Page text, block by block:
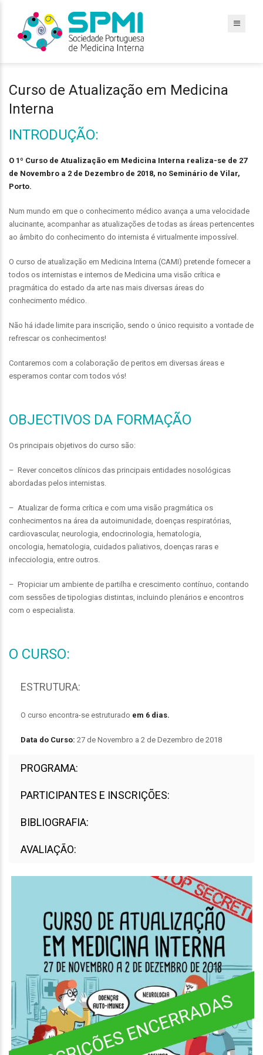
Curso de Atualização em Medicina
Interna
INTRODUÇÃO:
O 1º Curso de Atualização em Medicina Interna realiza-se de 27
de Novembro a 2 de Dezembro de 2018, no Seminário de Vilar,
Porto.
Num mundo em que o conhecimento médico avança a uma velocidade
alucinante, acompanhar as atualizações de todas as áreas pertencentes
ao âmbito do conhecimento do internista é virtualmente impossível.
O curso de atualização em Medicina Interna (CAMI) pretende fornecer a
todos os internistas e internos de Medicina uma visão crítica e
pragmática do estado da arte nas mais diversas áreas do
conhecimento médico.
Não há idade limite para inscrição, sendo o único requisito a vontade de
refrescar os conhecimentos!
Contaremos com a colaboração de peritos em diversas áreas e
esperamos contar com todos vós!
OBJECTIVOS DA FORMAÇÃO
Os principais objetivos do curso são:
– Rever conceitos clínicos das principais entidades nosológicas
abordadas pelos internistas.
– Atualizar de forma crítica e com uma visão pragmática os
conhecimentos na área da autoimunidade, doenças respiratórias,
cardiovascular, neurologia, endocrinologia, hematologia,
oncologia, hematologia, cuidados paliativos, doenças raras e
infecciologia, entre outros.
– Propiciar um ambiente de partilha e crescimento contínuo, contando
com sessões de tipologias distintas, incluindo plenários e encontros
com o especialista.
O CURSO:
ESTRUTURA:
O curso encontra-se estruturado em 6 dias.
Data do Curso: 27 de Novembro a 2 de Dezembro de 2018
PROGRAMA:
PARTICIPANTES E INSCRIÇÕES:
BIBLIOGRAFIA:
AVALIAÇÃO: